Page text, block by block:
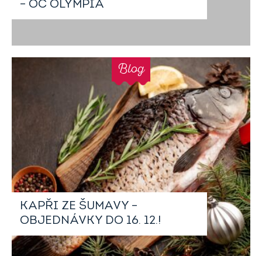
– OC OLYMPIA
KAPŘI ZE ŠUMAVY –
OBJEDNÁVKY DO 16. 12.!
Blog